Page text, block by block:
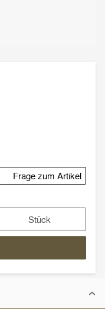
Frage zum Artikel
Stück